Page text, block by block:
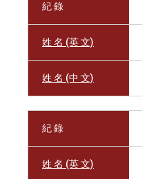
紀 錄
姓 名 (英 文)
姓 名 (中 文)
紀 錄
姓 名 (英 文)